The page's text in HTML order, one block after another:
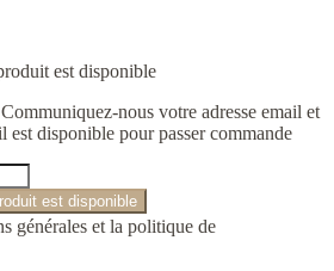
est disponible
nous votre adresse email et
est disponible pour passer commande
est disponible
générales et la politique de